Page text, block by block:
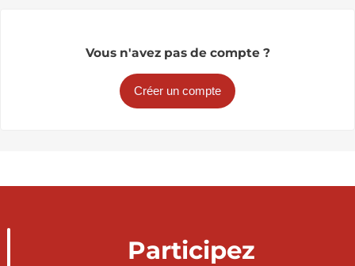
Vous n'avez pas de compte ?
Créer un compte
Participez